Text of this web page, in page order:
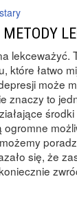
lekceważyć.
które łatwo
może
znaczy to
ogromne
się, że
stary